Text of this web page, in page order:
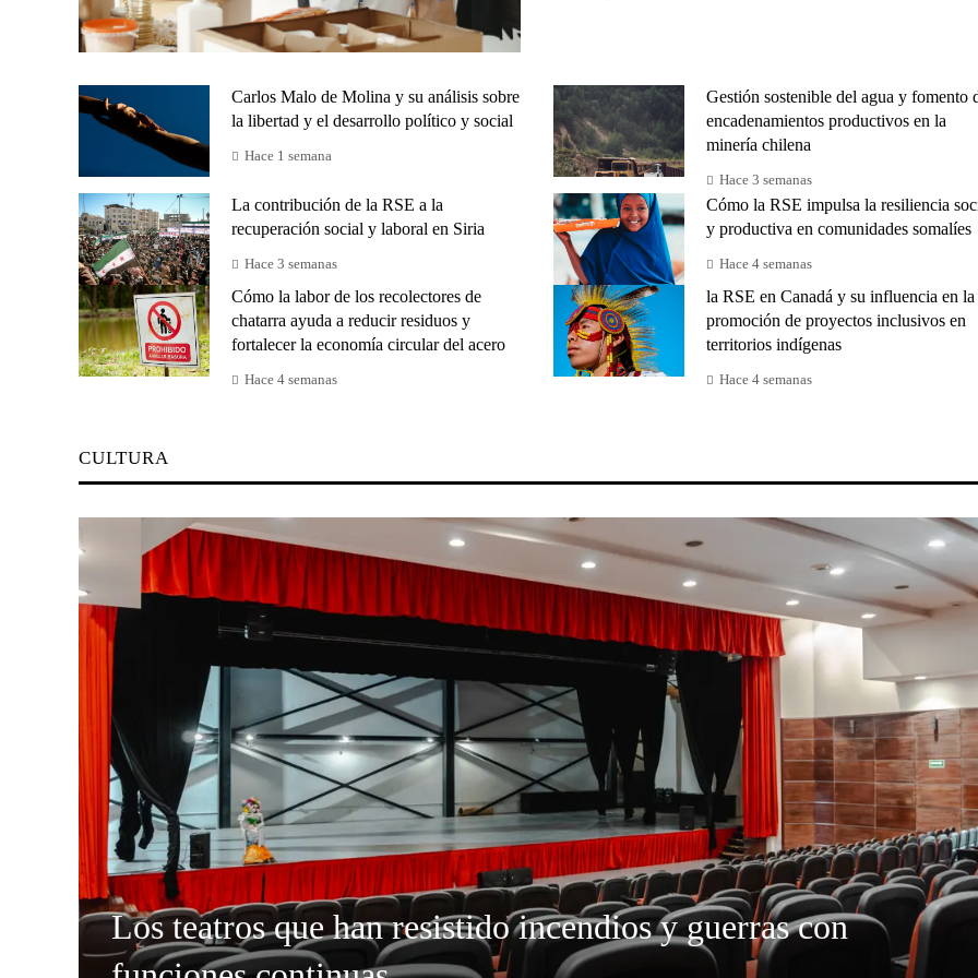
Carlos Malo de Molina y su análisis sobre
la libertad y el desarrollo político y social
Hace 1 semana
Gestión sostenible del agua y fomento
encadenamientos productivos en la
minería chilena
Hace 3 semanas
La contribución de la RSE a la
recuperación social y laboral en Siria
Hace 3 semanas
Cómo la RSE impulsa la resiliencia
y productiva en comunidades somalíes
Hace 4 semanas
Cómo la labor de los recolectores de
chatarra ayuda a reducir residuos y
fortalecer la economía circular del acero
Hace 4 semanas
la RSE en Canadá y su influencia en la
promoción de proyectos inclusivos en
territorios indígenas
Hace 4 semanas
CULTURA
Los teatros que han resistido incendios y guerras con